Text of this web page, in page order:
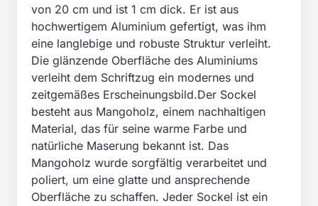
von 20 cm und ist 1 cm dick. Er ist aus
hochwertigem Aluminium gefertigt, was ihm
eine langlebige und robuste Struktur verleiht.
Die glänzende Oberfläche des Aluminiums
verleiht dem Schriftzug ein modernes und
zeitgemäßes Erscheinungsbild.Der Sockel
besteht aus Mangoholz, einem nachhaltigen
Material, das für seine warme Farbe und
natürliche Maserung bekannt ist. Das
Mangoholz wurde sorgfältig verarbeitet und
poliert, um eine glatte und ansprechende
Oberfläche zu schaffen. Jeder Sockel ist ein